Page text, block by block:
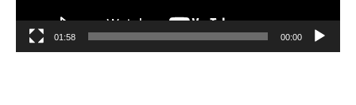
00:00
01:58